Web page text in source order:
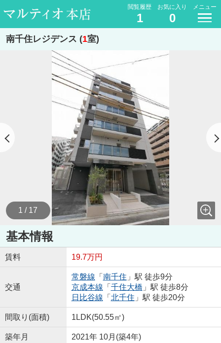
閲覧履歴
1
お気に入り
0
メニュー
南千住レジデンス (1室)
1 / 17
基本情報
賃料 19.7万円
交通
常磐線 「 南千住 」駅 徒歩9分
京成本線 「 千住大橋 」駅 徒歩8分
日比谷線 「 北千住 」駅 徒歩20分
間取り(面積) 1LDK(50.55㎡)
築年月 2021年 10月(築4年)